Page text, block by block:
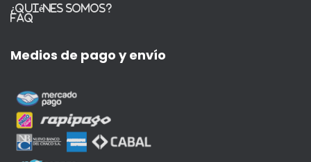
¿Quiénes somos?
FAQ
Medios de pago y envío